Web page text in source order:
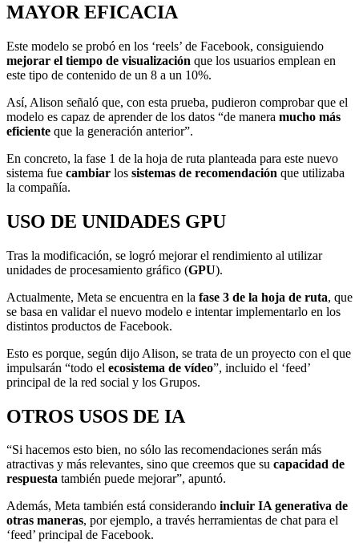
MAYOR EFICACIA
Este modelo se probó en los ‘reels’ de Facebook, consiguiendo
mejorar el tiempo de visualización que los usuarios emplean en
este tipo de contenido de un 8 a un 10%.
Así, Alison señaló que, con esta prueba, pudieron comprobar que el
modelo es capaz de aprender de los datos “de manera mucho más
eficiente que la generación anterior”.
En concreto, la fase 1 de la hoja de ruta planteada para este nuevo
sistema fue cambiar los sistemas de recomendación que utilizaba
la compañía.
USO DE UNIDADES GPU
Tras la modificación, se logró mejorar el rendimiento al utilizar
unidades de procesamiento gráfico (GPU).
Actualmente, Meta se encuentra en la fase 3 de la hoja de ruta, que
se basa en validar el nuevo modelo e intentar implementarlo en los
distintos productos de Facebook.
Esto es porque, según dijo Alison, se trata de un proyecto con el que
impulsarán “todo el ecosistema de vídeo”, incluido el ‘feed’
principal de la red social y los Grupos.
OTROS USOS DE IA
“Si hacemos esto bien, no sólo las recomendaciones serán más
atractivas y más relevantes, sino que creemos que su capacidad de
respuesta también puede mejorar”, apuntó.
Además, Meta también está considerando incluir IA generativa de
otras maneras, por ejemplo, a través herramientas de chat para el
‘feed’ principal de Facebook.